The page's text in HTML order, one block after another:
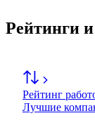
Рейтинги
Рейтинг
Лучшие